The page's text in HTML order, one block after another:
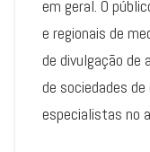
em geral. O
e regionais de
de divulgação de
de sociedades
especialistas no